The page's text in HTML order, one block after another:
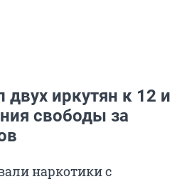
двух иркутян к 12 и
свободы за
наркотики с